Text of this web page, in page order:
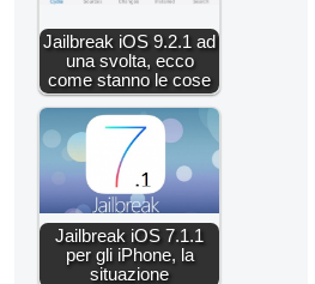
Jailbreak iOS 9.2.1 ad
una svolta, ecco
come stanno le cose
Jailbreak iOS 7.1.1
per gli iPhone, la
situazione